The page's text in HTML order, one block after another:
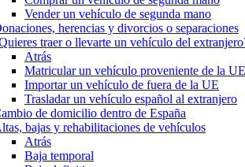
Vender un vehículo de segunda mano
herencias y divorcios o separaciones
traer o llevarte un vehículo del
Atrás
Matricular un vehículo proveniente de la UE
Importar un vehículo de fuera de la UE
Trasladar un vehículo español al extranjero
de domicilio dentro de España
bajas y rehabilitaciones de vehículos
Atrás
Baja temporal